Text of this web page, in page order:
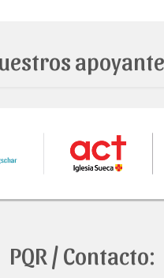
PQR / Contacto: